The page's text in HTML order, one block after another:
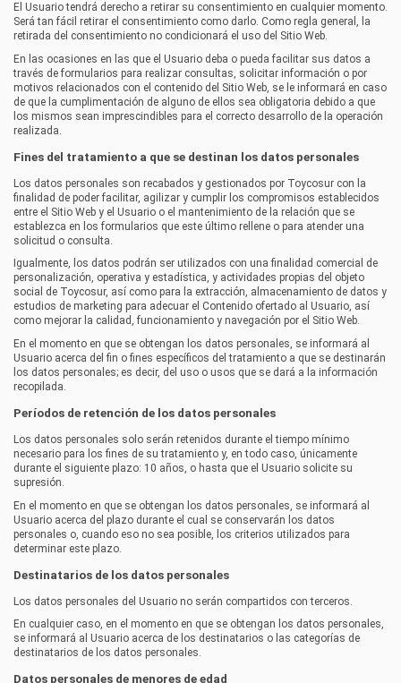
El Usuario tendrá derecho a retirar su consentimiento en cualquier momento.
Será tan fácil retirar el consentimiento como darlo. Como regla general, la
retirada del consentimiento no condicionará el uso del Sitio Web.
En las ocasiones en las que el Usuario deba o pueda facilitar sus datos a
través de formularios para realizar consultas, solicitar información o por
motivos relacionados con el contenido del Sitio Web, se le informará en caso
de que la cumplimentación de alguno de ellos sea obligatoria debido a que
los mismos sean imprescindibles para el correcto desarrollo de la operación
realizada.
Fines del tratamiento a que se destinan los datos personales
Los datos personales son recabados y gestionados por Toycosur con la
finalidad de poder facilitar, agilizar y cumplir los compromisos establecidos
entre el Sitio Web y el Usuario o el mantenimiento de la relación que se
establezca en los formularios que este último rellene o para atender una
solicitud o consulta.
Igualmente, los datos podrán ser utilizados con una finalidad comercial de
personalización, operativa y estadística, y actividades propias del objeto
social de Toycosur, así como para la extracción, almacenamiento de datos y
estudios de marketing para adecuar el Contenido ofertado al Usuario, así
como mejorar la calidad, funcionamiento y navegación por el Sitio Web.
En el momento en que se obtengan los datos personales, se informará al
Usuario acerca del fin o fines específicos del tratamiento a que se destinarán
los datos personales; es decir, del uso o usos que se dará a la información
recopilada.
Períodos de retención de los datos personales
Los datos personales solo serán retenidos durante el tiempo mínimo
necesario para los fines de su tratamiento y, en todo caso, únicamente
durante el siguiente plazo: 10 años, o hasta que el Usuario solicite su
supresión.
En el momento en que se obtengan los datos personales, se informará al
Usuario acerca del plazo durante el cual se conservarán los datos
personales o, cuando eso no sea posible, los criterios utilizados para
determinar este plazo.
Destinatarios de los datos personales
Los datos personales del Usuario no serán compartidos con terceros.
En cualquier caso, en el momento en que se obtengan los datos personales,
se informará al Usuario acerca de los destinatarios o las categorías de
destinatarios de los datos personales.
Datos personales de menores de edad